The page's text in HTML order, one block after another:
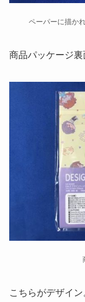
ペーパーに描か
商品パッケージ裏
こちらがデザイ